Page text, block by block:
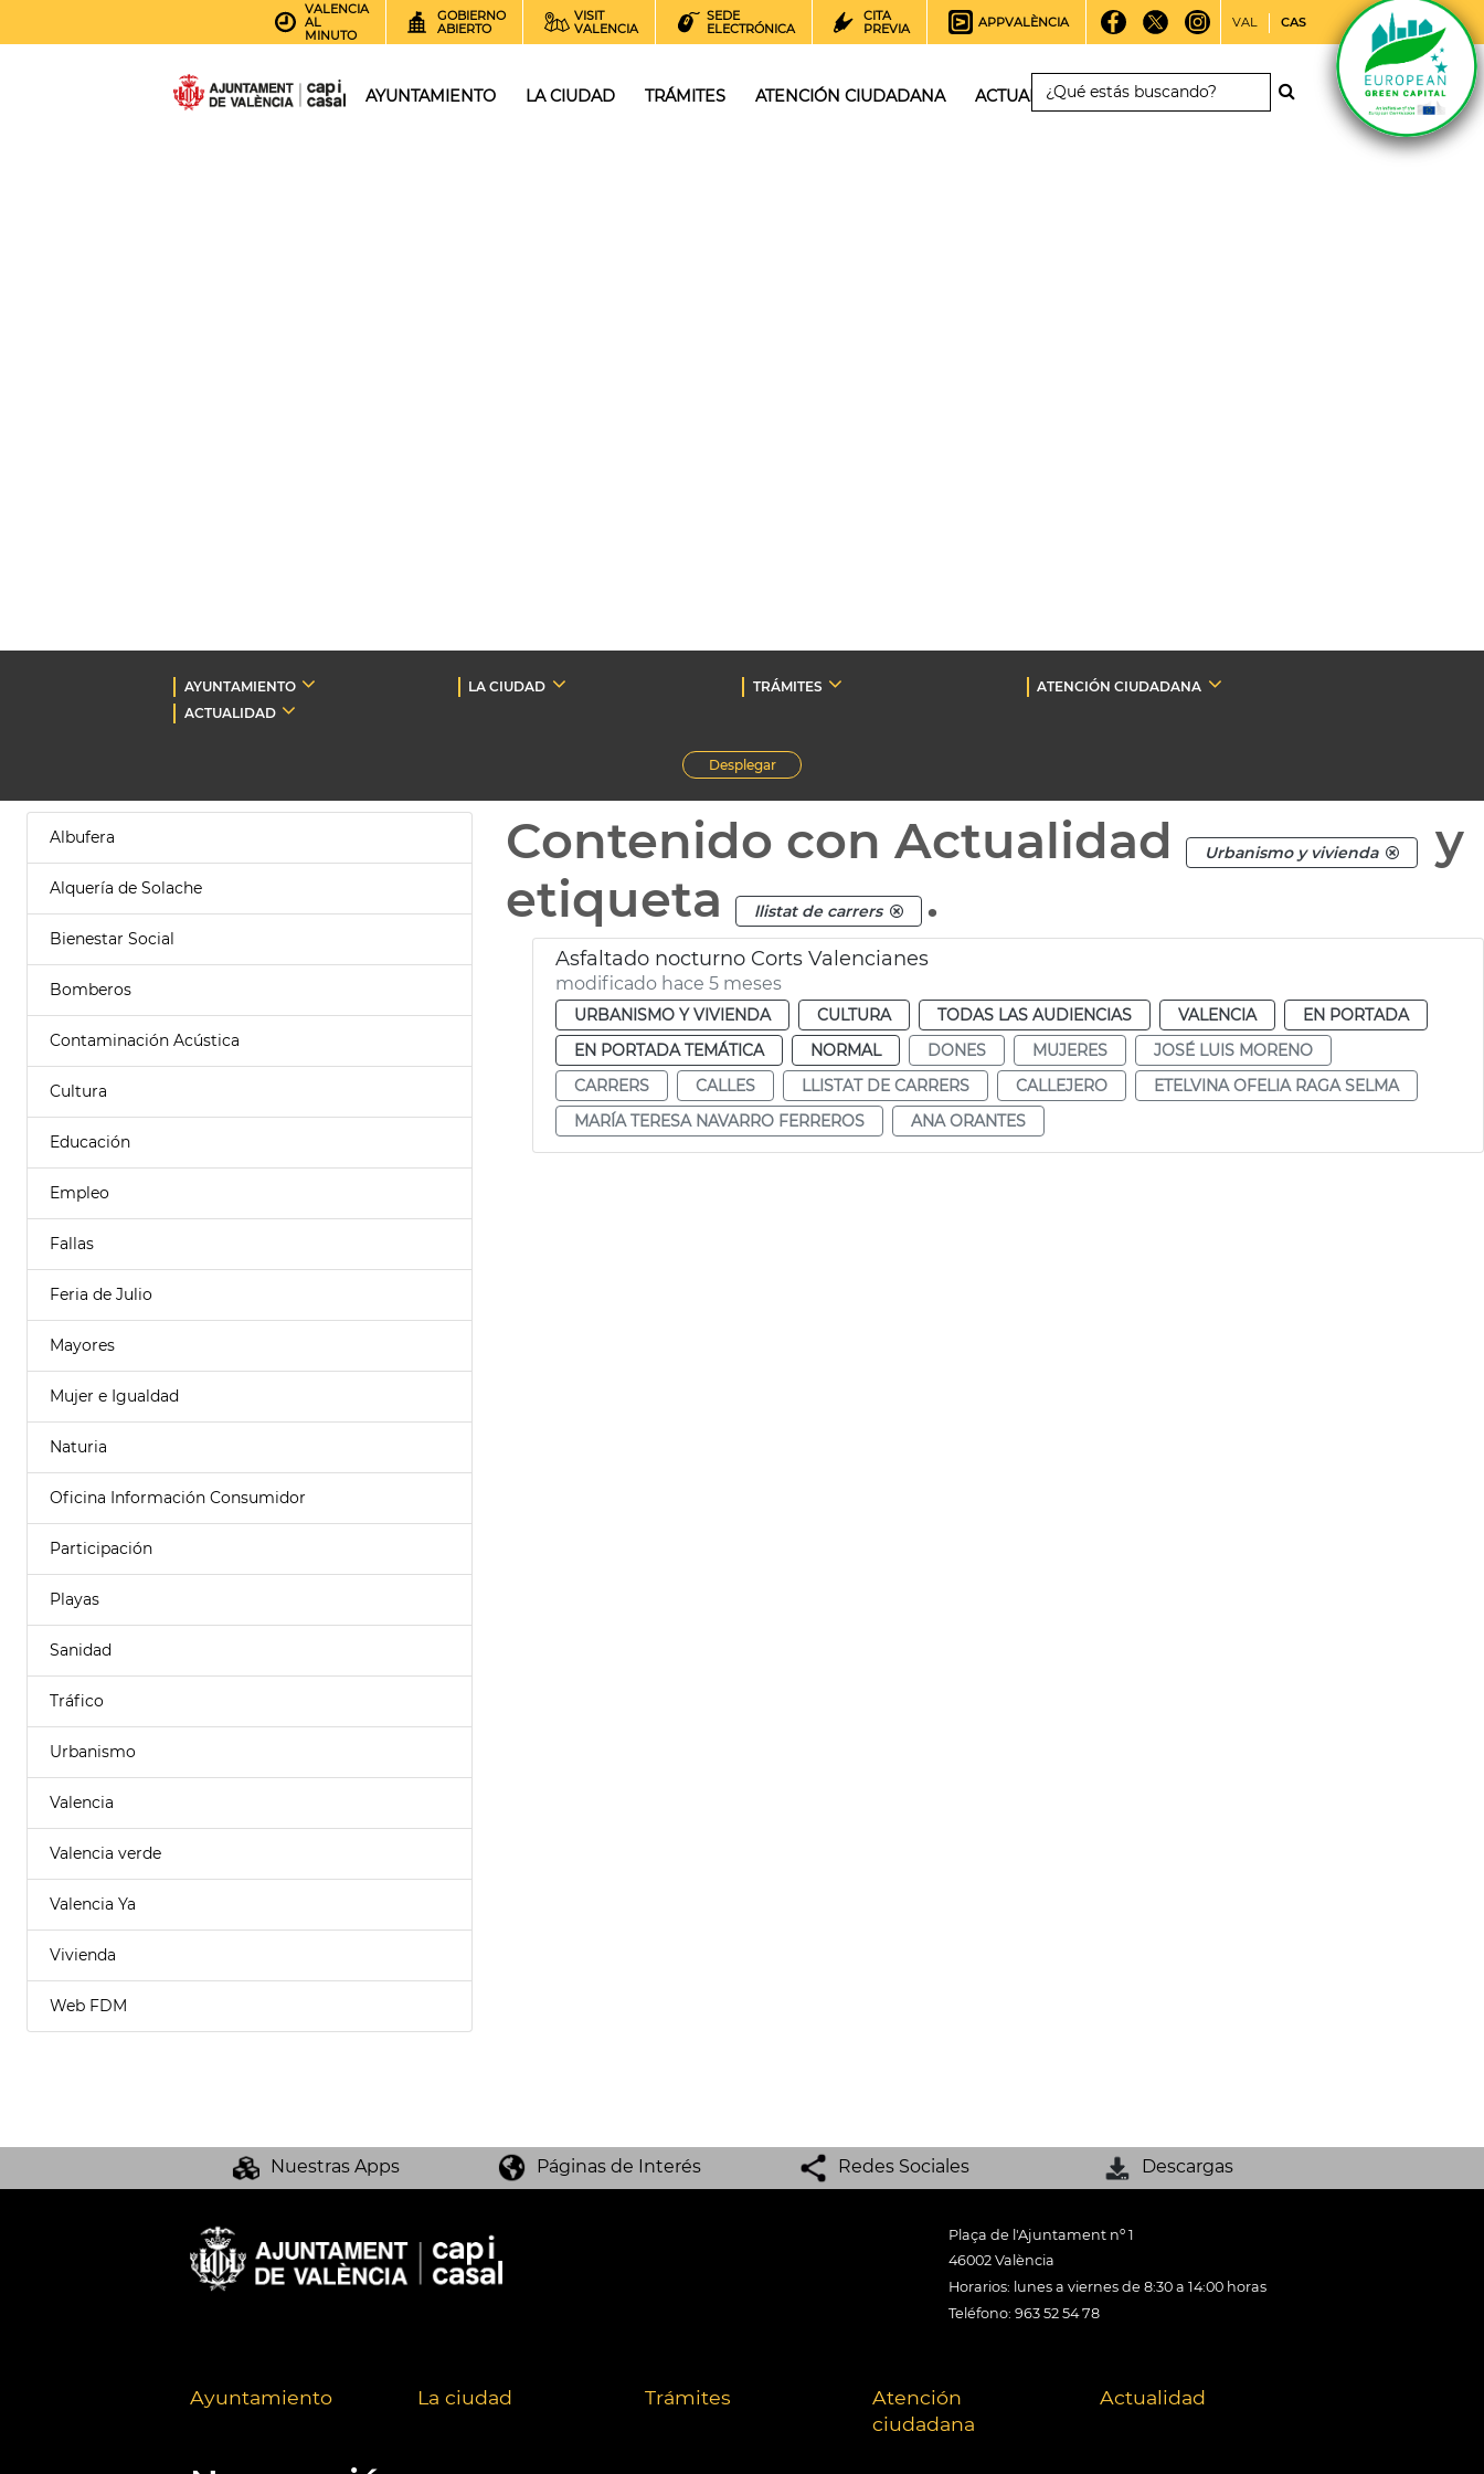
VALENCIA
AL
MINUTO
GOBIERNO
ABIERTO
VISIT
VALENCIA
SEDE
ELECTRÓNICA
CITA
PREVIA
APPVALÈNCIA VAL CAS
AYUNTAMIENTO LA CIUDAD TRÁMITES ATENCIÓN CIUDADANA ACTUALIDAD
AYUNTAMIENTO LA CIUDAD TRÁMITES
ATENCIÓN CIUDADANA
ACTUALIDAD
Desplegar
Albufera
Alquería de Solache
Bienestar Social
Bomberos
Contaminación Acústica
Cultura
Educación
Empleo
Fallas
Feria de Julio
Mayores
Mujer e Igualdad
Naturia
Oficina Información Consumidor
Participación
Playas
Sanidad
Tráfico
Urbanismo
Valencia
Valencia verde
Valencia Ya
Vivienda
Web FDM
Contenido con Actualidad Urbanismo y vivienda
y
etiqueta
llistat de carrers .
Asfaltado nocturno Corts Valencianes
modificado hace 5 meses
URBANISMO Y VIVIENDA CULTURA TODAS LAS AUDIENCIAS VALENCIA
EN PORTADA
EN PORTADA TEMÁTICA
NORMAL DONES MUJERES
JOSÉ LUIS MORENO
CARRERS
CALLES LLISTAT DE CARRERS CALLEJERO
ETELVINA OFELIA RAGA SELMA
MARÍA TERESA NAVARRO FERREROS
ANA ORANTES
Nuestras Apps Páginas de Interés Redes Sociales Descargas
Plaça de l'Ajuntament nº 1
46002 València
Horarios: lunes a viernes de 8:30 a 14:00 horas
Teléfono: 963 52 54 78
Ayuntamiento La ciudad Trámites
Atención
ciudadana
Actualidad